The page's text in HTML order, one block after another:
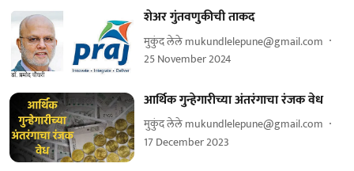
शेअर गुंतवणुकीची ताकद
मुकुंद लेले mukundlelepune@gmail.com
25 November 2024
आर्थिक गुन्हेगारीच्या अंतरंगाचा रंजक वेध
मुकुंद लेले mukundlelepune@gmail.com
17 December 2023